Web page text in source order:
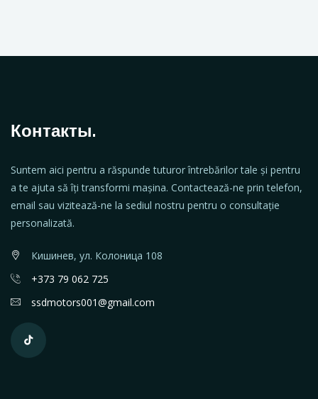
Контакты.
Suntem aici pentru a răspunde tuturor întrebărilor tale și pentru
a te ajuta să îți transformi mașina. Contactează-ne prin telefon,
email sau vizitează-ne la sediul nostru pentru o consultație
personalizată.
Кишинев, ул. Колоница 108
+373 79 062 725
ssdmotors001@gmail.com